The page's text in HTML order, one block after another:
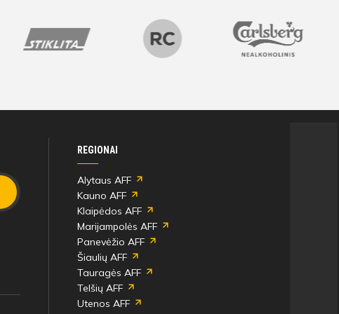
REGIONAI
Alytaus AFF
Kauno AFF
Klaipėdos AFF
Marijampolės AFF
Panevėžio AFF
Šiaulių AFF
Tauragės AFF
Telšių AFF
Utenos AFF